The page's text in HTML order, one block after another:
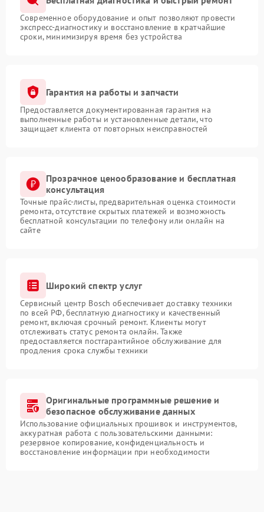
Современное оборудование и опыт позволяют провести
экспресс-диагностику и восстановление в кратчайшие
сроки, минимизируя время без устройства
Гарантия на работы и запчасти
Предоставляется документированная гарантия на
выполненные работы и установленные детали, что
защищает клиента от повторных неисправностей
Прозрачное ценообразование и бесплатная
консультация
Точные прайс-листы, предварительная оценка стоимости
ремонта, отсутствие скрытых платежей и возможность
бесплатной консультации по телефону или онлайн на
сайте
Широкий спектр услуг
Сервисный центр Bosch обеспечивает доставку техники
по всей РФ, бесплатную диагностику и качественный
ремонт, включая срочный ремонт. Клиенты могут
отслеживать статус ремонта онлайн. Также
предоставляется постгарантийное обслуживание для
продления срока службы техники
Оригинальные программные решение и
безопасное обслуживание данных
Использование официальных прошивок и инструментов,
аккуратная работа с пользовательскими данными:
резервное копирование, конфиденциальность и
восстановление информации при необходимости